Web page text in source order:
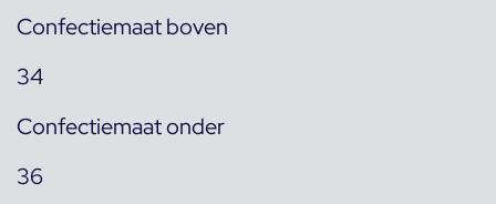
Confectiemaat boven
34
Confectiemaat onder
36